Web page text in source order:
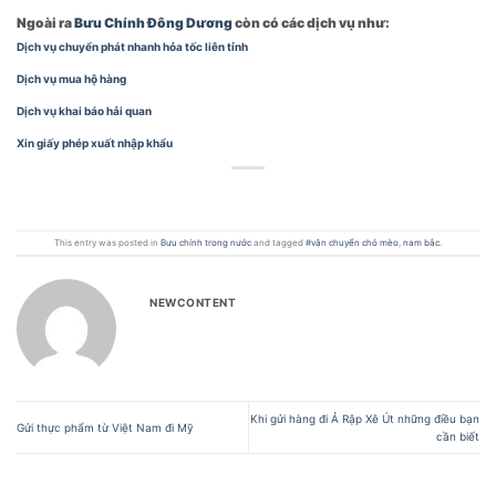
Ngoài raBưu Chính Đông Dươngcòn có các dịch vụ như:
Dịch vụ chuyển phát nhanh hỏa tốc liên tỉnh
Dịch vụ mua hộ hàng
Dịch vụ khai báo hải quan
Xin giấy phép xuất nhập khẩu
This entry was posted in Bưu chính trong nước and tagged #vận chuyển chó mèo, nam bắc.
NEWCONTENT
Gửi thực phẩm từ Việt Nam đi Mỹ
Khi gửi hàng đi Ả Rập Xê Út những điều bạn
cần biết